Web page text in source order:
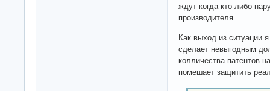
ждут когда кто-либо
производителя.
Как выход из ситуации
сделает невыгодным
колличества патентов
помешает защитить